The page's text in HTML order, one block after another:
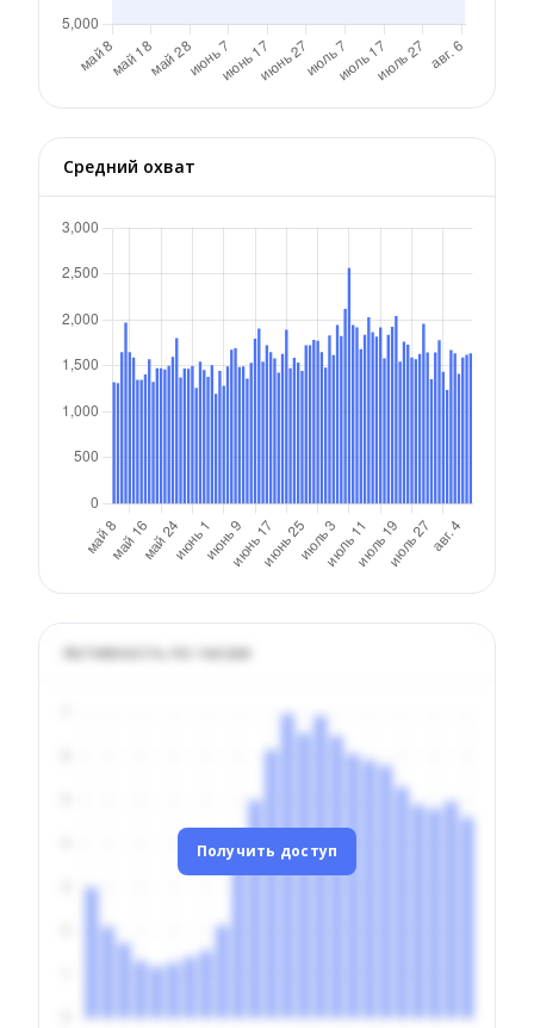
Средний охват
Активность по часам
Получить доступ